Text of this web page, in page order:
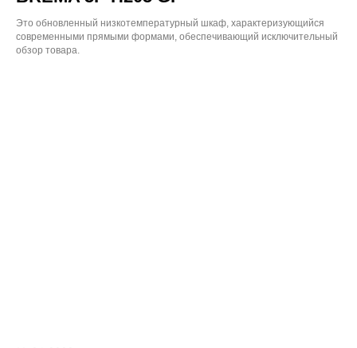
Это обновленный низкотемпературный шкаф, характеризующийся
современными прямыми формами, обеспечивающий исключительный
обзор товара.